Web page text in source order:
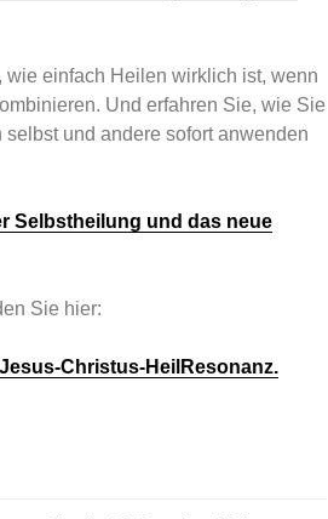
einfach Heilen wirklich ist, wenn
Und erfahren Sie, wie Sie
und andere sofort anwenden
Selbstheilung und das neue
Sie hier:
Christus-HeilResonanz.